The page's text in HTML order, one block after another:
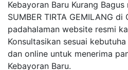
Kebayoran Baru Kurang
SUMBER TIRTA GEMILANG
padahalaman website resmi
Konsultasikan sesuai
dan online untuk menerima
Kebayoran Baru.